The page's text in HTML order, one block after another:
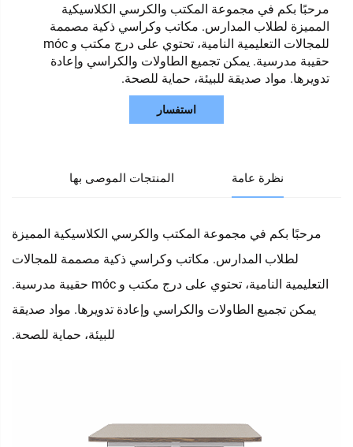
مرحبًا بكم في مجموعة المكتب والكرسي الكلاسيكية
المميزة لطلاب المدارس. مكاتب وكراسي ذكية مصممة
للمجالات التعليمية النامية، تحتوي على درج مكتب و móc
حقيبة مدرسية. يمكن تجميع الطاولات والكراسي وإعادة
تدويرها. مواد صديقة للبيئة، حماية للصحة.
استفسار
نظرة عامة المنتجات الموصى بها
مرحبًا بكم في مجموعة المكتب والكرسي الكلاسيكية المميزة
لطلاب المدارس. مكاتب وكراسي ذكية مصممة للمجالات
التعليمية النامية، تحتوي على درج مكتب و móc حقيبة مدرسية.
يمكن تجميع الطاولات والكراسي وإعادة تدويرها. مواد صديقة
للبيئة، حماية للصحة.